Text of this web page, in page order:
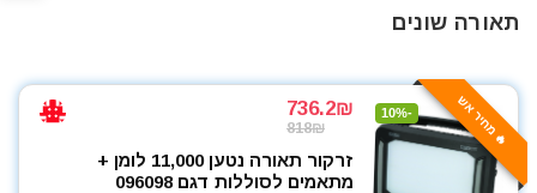
תאורה שונים
🔥 מחיר אש -10%
736.2₪
818₪
זרקור תאורה נטען 11,000 לומן +
מתאמים לסוללות דגם 096098